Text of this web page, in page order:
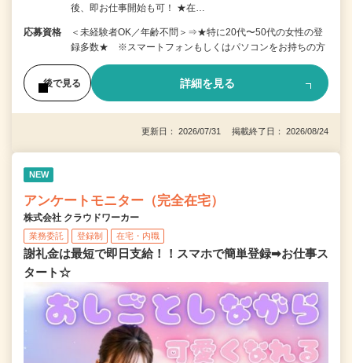
後、即お仕事開始も可！ ★在…
応募資格
＜未経験者OK／年齢不問＞⇒★特に20代〜50代の女性の登
録多数★ ※スマートフォンもしくはパソコンをお持ちの方
後で見る 詳細を見る
更新日： 2026/07/31 掲載終了日： 2026/08/24
NEW
アンケートモニター（完全在宅）
株式会社 クラウドワーカー
業務委託 登録制 在宅・内職
謝礼金は最短で即日支給！！スマホで簡単登録➡お仕事ス
タート☆